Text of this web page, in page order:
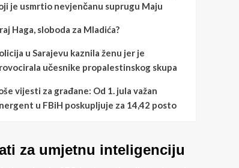
je usmrtio nevjenčanu suprugu Maju
Haga, sloboda za Mladića?
u Sarajevu kaznila ženu jer je
učesnike propalestinskog skupa
vijesti za građane: Od 1. jula važan
u FBiH poskupljuje za 14,42 posto
za umjetnu inteligenciju